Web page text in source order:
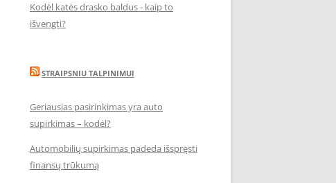
Kodėl katės drasko baldus - kaip to
išvengti?
STRAIPSNIU TALPINIMUI
Geriausias pasirinkimas yra auto
supirkimas – kodėl?
Automobilių supirkimas padeda išspręsti
finansų trūkumą